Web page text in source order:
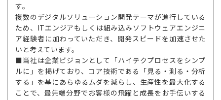
す。
複数のデジタルソリューション開発テーマが進行している
ため、ITエンジアもしくは組み込みソフトウェアエンジニ
ア経験者に加わっていただき、開発スピードを加速させた
いと考えています。
■当社は企業ビジョンとして「ハイテクプロセスをシンプ
ルに」を掲げており、コア技術である「見る・測る・分析
する」を基にあらゆるムダを減らし、生産性を最大化する
ことで、最先端分野でお客様の飛躍と成長をお手伝いする